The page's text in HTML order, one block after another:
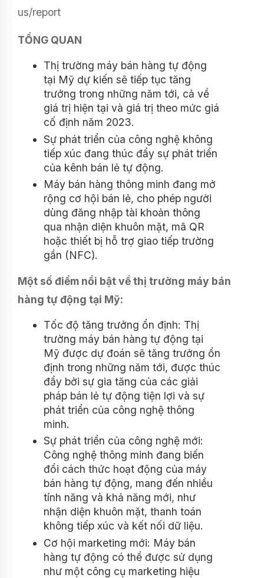
us/report
TỔNG QUAN
Thị trường máy bán hàng tự động
tại Mỹ dự kiến sẽ tiếp tục tăng
trưởng trong những năm tới, cả về
giá trị hiện tại và giá trị theo mức giá
cố định năm 2023.
Sự phát triển của công nghệ không
tiếp xúc đang thúc đẩy sự phát triển
của kênh bán lẻ tự động.
Máy bán hàng thông minh đang mở
rộng cơ hội bán lẻ, cho phép người
dùng đăng nhập tài khoản thông
qua nhận diện khuôn mặt, mã QR
hoặc thiết bị hỗ trợ giao tiếp trường
gần (NFC).
Một số điểm nổi bật về thị trường máy bán
hàng tự động tại Mỹ:
Tốc độ tăng trưởng ổn định: Thị
trường máy bán hàng tự động tại
Mỹ được dự đoán sẽ tăng trưởng ổn
định trong những năm tới, được thúc
đẩy bởi sự gia tăng của các giải
pháp bán lẻ tự động tiện lợi và sự
phát triển của công nghệ thông
minh.
Sự phát triển của công nghệ mới:
Công nghệ thông minh đang biến
đổi cách thức hoạt động của máy
bán hàng tự động, mang đến nhiều
tính năng và khả năng mới, như
nhận diện khuôn mặt, thanh toán
không tiếp xúc và kết nối dữ liệu.
Cơ hội marketing mới: Máy bán
hàng tự động có thể được sử dụng
như một công cụ marketing hiệu